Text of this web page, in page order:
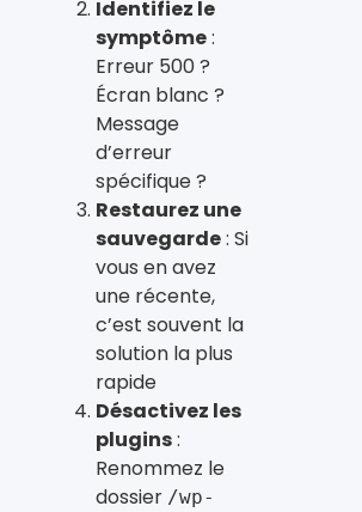
Identifiez le
symptôme:
Erreur 500 ?
Écran blanc ?
Message
d’erreur
spécifique ?
Restaurez une
sauvegarde: Si
vous en avez
une récente,
c’est souvent la
solution la plus
rapide
Désactivez les
plugins:
Renommez le
dossier /wp-